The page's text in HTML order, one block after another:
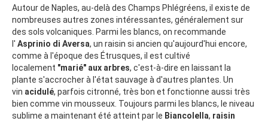
Autour de Naples, au-delà des Champs Phlégréens, il existe de
nombreuses autres zones intéressantes, généralement sur
des sols volcaniques. Parmi les blancs, on recommande
l' Asprinio di Aversa, un raisin si ancien qu'aujourd'hui encore,
comme à l'époque des Étrusques, il est cultivé
localement "marié" aux arbres, c'est-à-dire en laissant la
plante s'accrocher à l'état sauvage à d'autres plantes. Un
vin acidulé, parfois citronné, très bon et fonctionne aussi très
bien comme vin mousseux. Toujours parmi les blancs, le niveau
sublime a maintenant été atteint par le Biancolella, raisin